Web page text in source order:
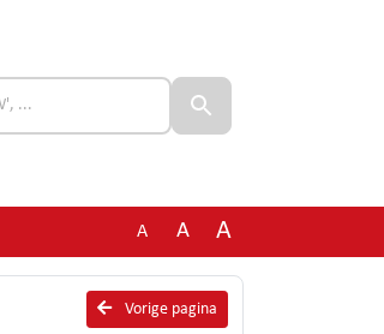
A A A
Vorige pagina